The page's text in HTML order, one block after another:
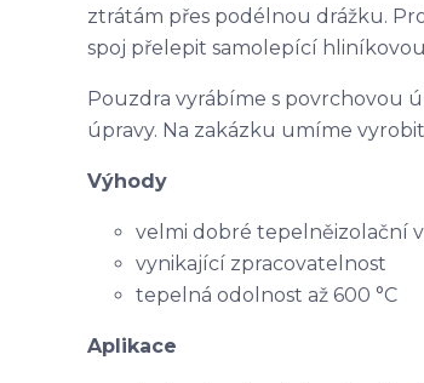
ztrátám přes podélnou drážku.
spoj přelepit samolepící
Pouzdra vyrábíme s povrchovou
úpravy. Na zakázku umíme
Výhody
velmi dobré tepelněizolační
vynikající zpracovatelnost
tepelná odolnost až 600 °C
Aplikace